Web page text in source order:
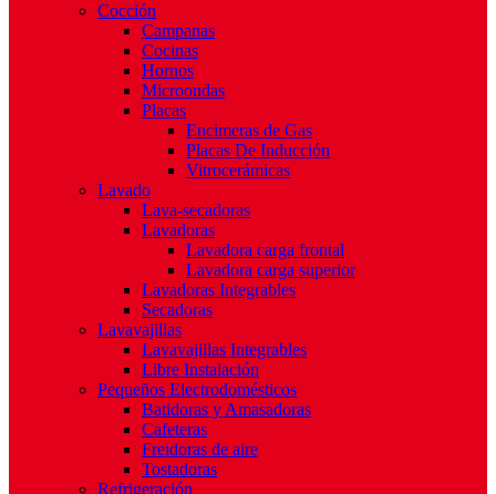
Cocción
Campanas
Cocinas
Hornos
Microondas
Placas
Encimeras de Gas
Placas De Inducción
Vitrocerámicas
Lavado
Lava-secadoras
Lavadoras
Lavadora carga frontal
Lavadora carga superior
Lavadoras Integrables
Secadoras
Lavavajillas
Lavavajillas Integrables
Libre Instalación
Pequeños Electrodomésticos
Batidoras y Amasadoras
Cafeteras
Freidoras de aire
Tostadoras
Refrigeración